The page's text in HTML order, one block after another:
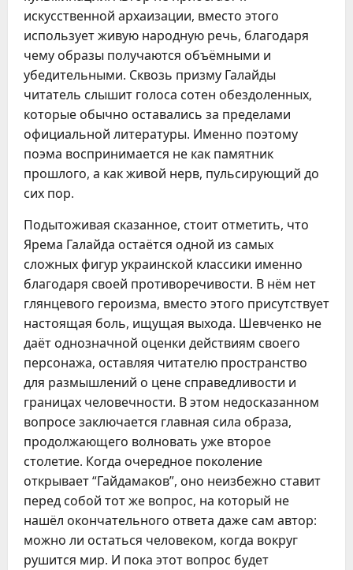
искусственной архаизации, вместо этого
использует живую народную речь, благодаря
чему образы получаются объёмными и
убедительными. Сквозь призму Галайды
читатель слышит голоса сотен обездоленных,
которые обычно оставались за пределами
официальной литературы. Именно поэтому
поэма воспринимается не как памятник
прошлого, а как живой нерв, пульсирующий до
сих пор.
Подытоживая сказанное, стоит отметить, что
Ярема Галайда остаётся одной из самых
сложных фигур украинской классики именно
благодаря своей противоречивости. В нём нет
глянцевого героизма, вместо этого присутствует
настоящая боль, ищущая выхода. Шевченко не
даёт однозначной оценки действиям своего
персонажа, оставляя читателю пространство
для размышлений о цене справедливости и
границах человечности. В этом недосказанном
вопросе заключается главная сила образа,
продолжающего волновать уже второе
столетие. Когда очередное поколение
открывает “Гайдамаков”, оно неизбежно ставит
перед собой тот же вопрос, на который не
нашёл окончательного ответа даже сам автор:
можно ли остаться человеком, когда вокруг
рушится мир. И пока этот вопрос будет